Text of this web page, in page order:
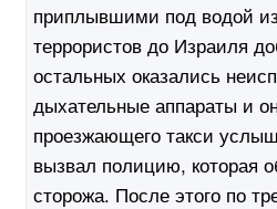
приплывшими под водой
террористов до Израиля
остальных оказались
дыхательные аппараты и
проезжающего такси
вызвал полицию, которая
сторожа. После этого по